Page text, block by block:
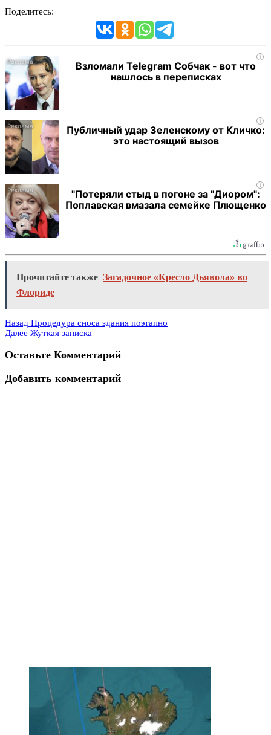
Поделитесь:
i
Взломали Telegram Собчак - вот что
нашлось в переписках
i
Публичный удар Зеленскому от Кличко:
это настоящий вызов
i
"Потеряли стыд в погоне за "Диором":
Поплавская вмазала семейке Плющенко
Прочитайте также Загадочное «Кресло Дьявола» во
Флориде
Назад Процедура сноса здания поэтапно
Далее Жуткая записка
Оставьте Комментарий
Добавить комментарий